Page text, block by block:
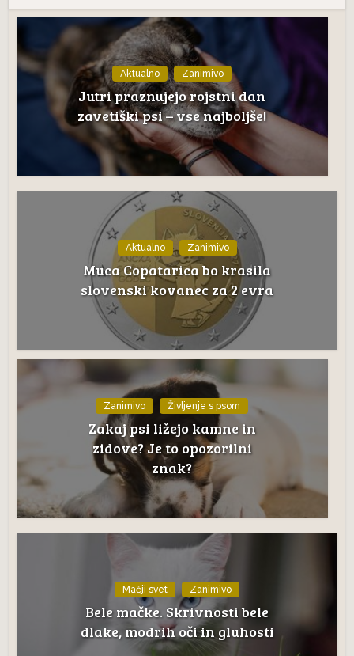
Aktualno Zanimivo
Jutri praznujejo rojstni dan
zavetiški psi – vse najboljše!
Aktualno Zanimivo
Muca Copatarica bo krasila
slovenski kovanec za 2 evra
Zanimivo Življenje s psom
Zakaj psi ližejo kamne in
zidove? Je to opozorilni
znak?
Mačji svet Zanimivo
Bele mačke. Skrivnosti bele
dlake, modrih oči in gluhosti